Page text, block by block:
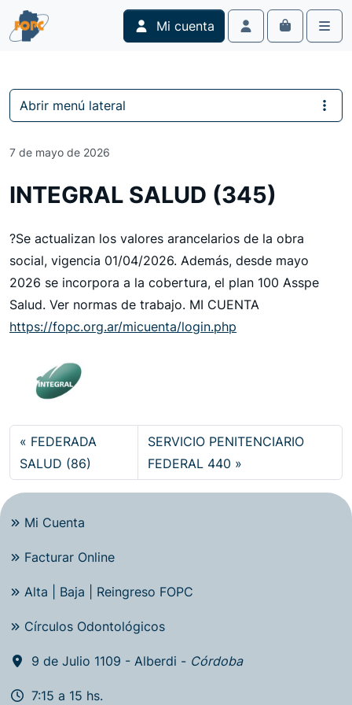
Skip to content
Skip to footer
Mi cuenta
Account
Cart
7 de mayo de 2026
INTEGRAL SALUD (345)
?Se actualizan los valores arancelarios de la obra
social, vigencia 01/04/2026. Además, desde mayo
2026 se incorpora a la cobertura, el plan 100 Asspe
Salud. Ver normas de trabajo. MI CUENTA
https://fopc.org.ar/micuenta/login.php
FEDERADA
SALUD (86)
SERVICIO PENITENCIARIO
FEDERAL 440
Abrir menú lateral
Mi Cuenta
Facturar Online
Alta | Baja | Reingreso FOPC
Círculos Odontológicos
9 de Julio 1109 - Alberdi - Córdoba
7:15 a 15 hs.